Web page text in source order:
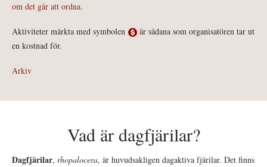
om det går att ordna.
Aktiviteter märkta med symbolen
är sådana som organisatören tar ut
en kostnad för.
Arkiv
Vad är dagfjärilar?
Dagfjärilar, rhopalocera, är huvudsakligen dagaktiva fjärilar. Det finns